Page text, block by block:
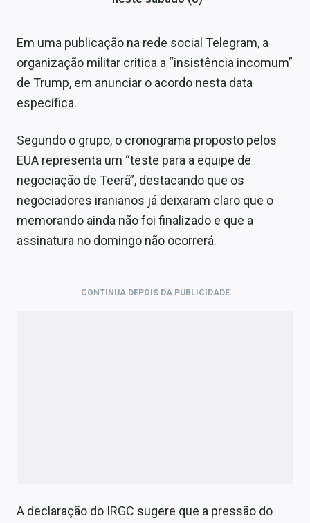
Em uma publicação na rede social Telegram, a
organização militar critica a “insistência incomum”
de Trump, em anunciar o acordo nesta data
específica.
Segundo o grupo, o cronograma proposto pelos
EUA representa um “teste para a equipe de
negociação de Teerã”, destacando que os
negociadores iranianos já deixaram claro que o
memorando ainda não foi finalizado e que a
assinatura no domingo não ocorrerá.
CONTINUA DEPOIS DA PUBLICIDADE
A declaração do IRGC sugere que a pressão do